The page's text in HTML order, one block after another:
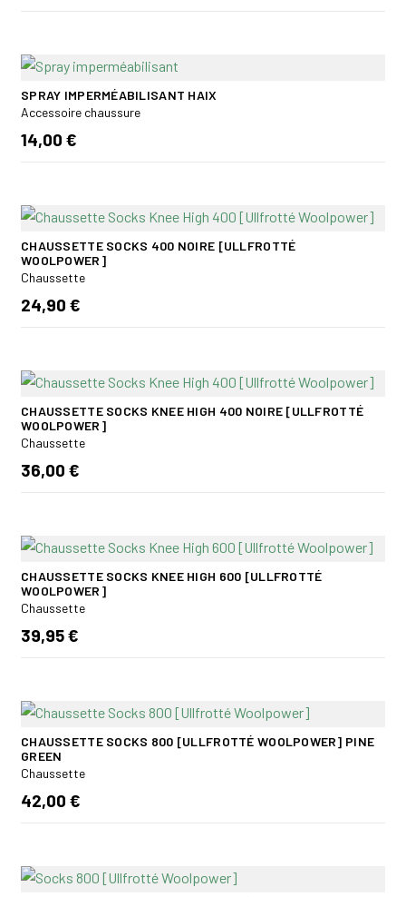
SPRAY IMPERMÉABILISANT HAIX
Accessoire chaussure
14,00 €
CHAUSSETTE SOCKS 400 NOIRE [ULLFROTTÉ
WOOLPOWER]
Chaussette
24,90 €
CHAUSSETTE SOCKS KNEE HIGH 400 NOIRE [ULLFROTTÉ
WOOLPOWER]
Chaussette
36,00 €
CHAUSSETTE SOCKS KNEE HIGH 600 [ULLFROTTÉ
WOOLPOWER]
Chaussette
39,95 €
CHAUSSETTE SOCKS 800 [ULLFROTTÉ WOOLPOWER] PINE
GREEN
Chaussette
42,00 €